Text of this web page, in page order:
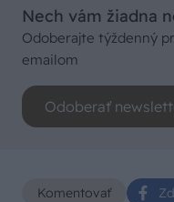
Nech vám žiadna
Odoberajte týždenný
emailom
Odoberať
Komentovať